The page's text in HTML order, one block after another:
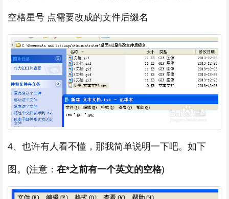
空格星号 点需要改成的文件后缀名
4、也许有人看不懂，那我简单说明一下吧。如下
图。(注意： 在*之前有一个英文的空格)